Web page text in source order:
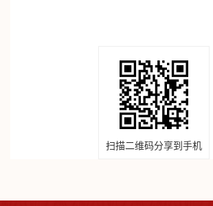
扫描二维码分享到手机